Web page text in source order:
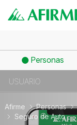
Personas
Afirme Personas
Seguro de Auto